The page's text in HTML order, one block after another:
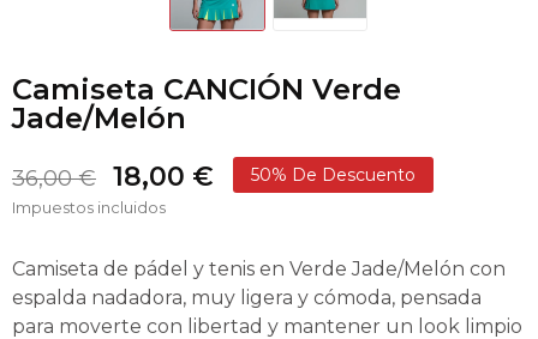
Camiseta CANCIÓN Verde
Jade/Melón
36,00 € 18,00 € 50% De Descuento
Impuestos incluidos
Camiseta de pádel y tenis en Verde Jade/Melón con
espalda nadadora, muy ligera y cómoda, pensada
para moverte con libertad y mantener un look limpio